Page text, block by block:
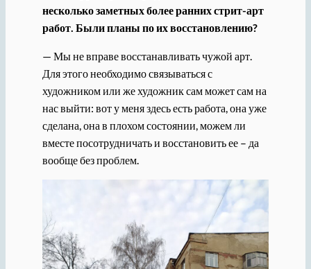
несколько заметных более ранних стрит-арт
работ. Были планы по их восстановлению?
— Мы не вправе восстанавливать чужой арт.
Для этого необходимо связываться с
художником или же художник сам может сам на
нас выйти: вот у меня здесь есть работа, она уже
сделана, она в плохом состоянии, можем ли
вместе посотрудничать и восстановить ее – да
вообще без проблем.